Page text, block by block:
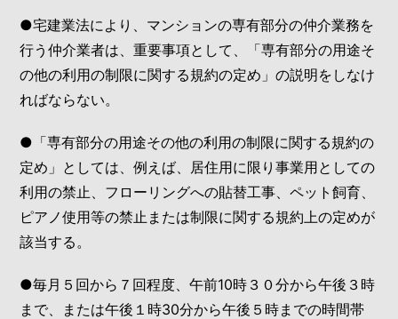
●宅建業法により、マンションの専有部分の仲介業務を
行う仲介業者は、重要事項として、「専有部分の用途そ
の他の利用の制限に関する規約の定め」の説明をしなけ
ればならない。
●「専有部分の用途その他の利用の制限に関する規約の
定め」としては、例えば、居住用に限り事業用としての
利用の禁止、フローリングへの貼替工事、ペット飼育、
ピアノ使用等の禁止または制限に関する規約上の定めが
該当する。
●毎月５回から７回程度、午前10時３０分から午後３時
まで、または午後１時30分から午後５時までの時間帯